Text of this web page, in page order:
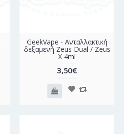
GeekVape - Ανταλλακτική
δεξαμενή Zeus Dual / Zeus
X 4ml
3,50€